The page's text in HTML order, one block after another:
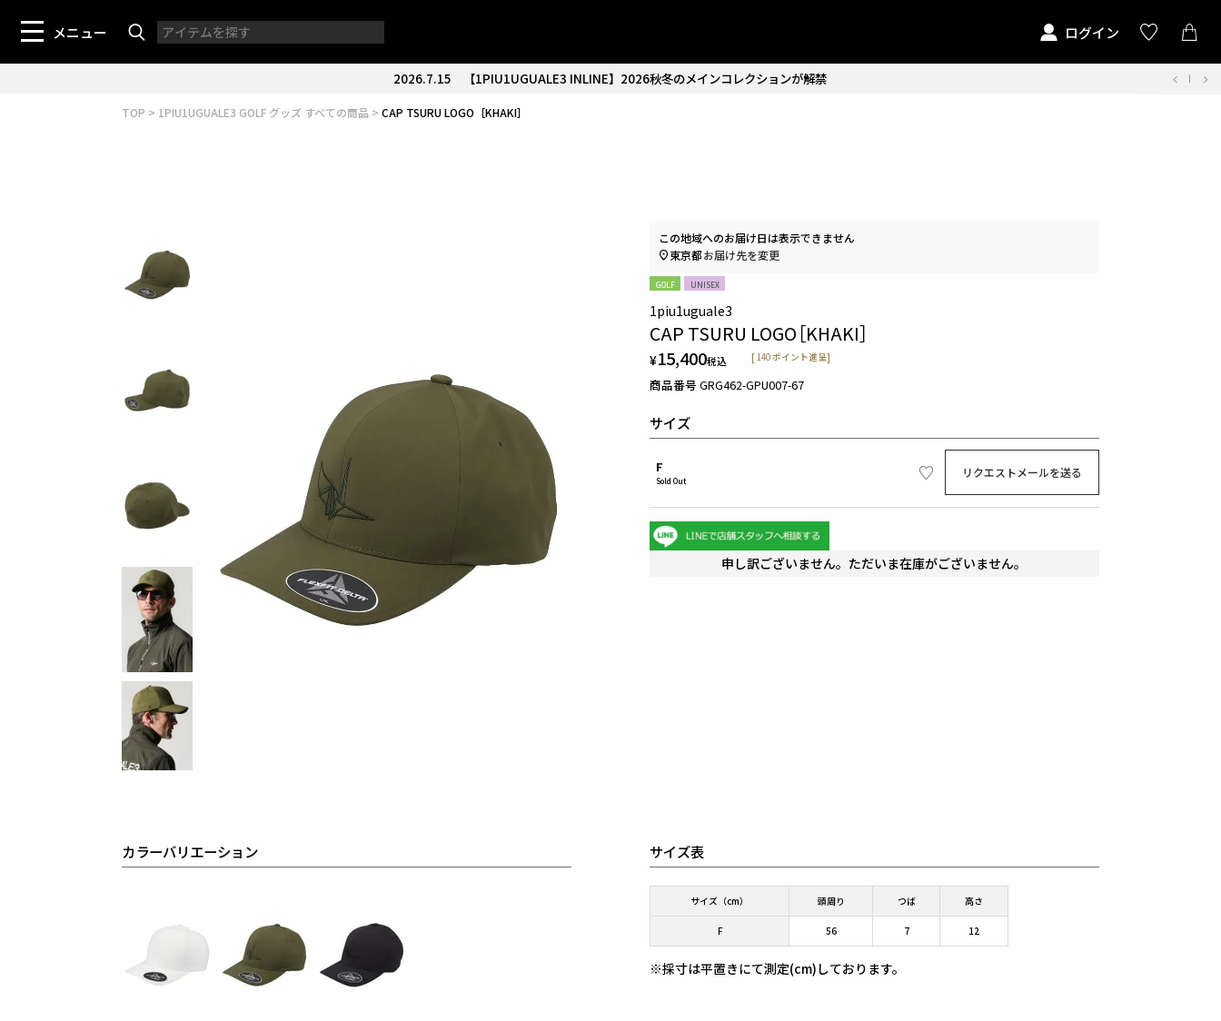
メニュー ログイン
2026.7.15 【1PIU1UGUALE3 INLINE】2026秋冬のメインコレクションが解禁
TOP 1PIU1UGUALE3 GOLF グッズ すべての商品 CAP TSURU LOGO［KHAKI］
GOLF UNISEX
1piu1uguale3
CAP TSURU LOGO［KHAKI］
¥15,400税込 [ 140ポイント進呈]
商品番号 GRG462-GPU007-67
サイズ
F
Sold Out
リクエストメールを送る
この地域へのお届け日は表示できません
東京都お届け先を変更
申し訳ございません。ただいま在庫がございません。
カラーバリエーション サイズ表
サイズ（cm） 頭周り つば 高さ
F 56 7 12
※採寸は平置きにて測定(cm)しております。